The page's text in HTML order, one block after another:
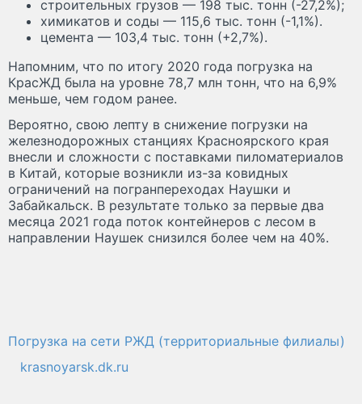
строительных грузов — 198 тыс. тонн (-27,2%);
химикатов и соды — 115,6 тыс. тонн (-1,1%).
цемента — 103,4 тыс. тонн (+2,7%).
Напомним, что по итогу 2020 года погрузка на
КрасЖД была на уровне 78,7 млн тонн, что на 6,9%
меньше, чем годом ранее.
Вероятно, свою лепту в снижение погрузки на
железнодорожных станциях Красноярского края
внесли и сложности с поставками пиломатериалов
в Китай, которые возникли из-за ковидных
ограничений на погранпереходах Наушки и
Забайкальск. В результате только за первые два
месяца 2021 года поток контейнеров с лесом в
направлении Наушек снизился более чем на 40%.
Погрузка на сети РЖД (территориальные филиалы)
krasnoyarsk.dk.ru